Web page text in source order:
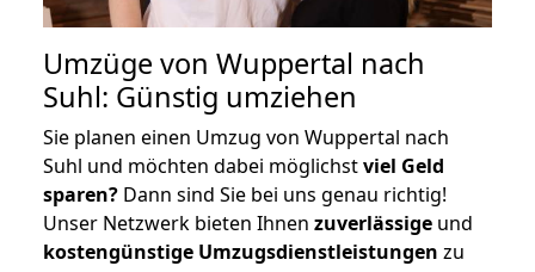
Umzüge von Wuppertal nach
Suhl: Günstig umziehen
Sie planen einen Umzug von Wuppertal nach
Suhl und möchten dabei möglichstviel Geld
sparen? Dann sind Sie bei uns genau richtig!
Unser Netzwerk bieten Ihnen zuverlässige und
kostengünstige Umzugsdienstleistungen zu